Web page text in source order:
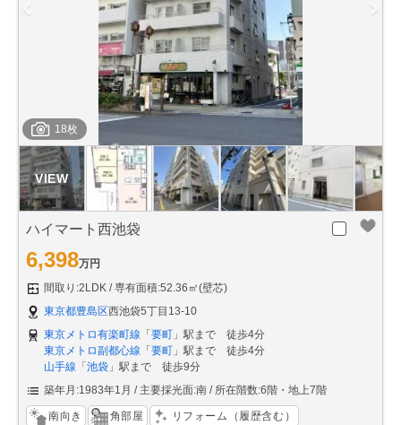
18枚
ハイマート西池袋
6,398万円
間取り:2LDK
専有面積:52.36㎡(壁芯)
東京都豊島区西池袋5丁目13-10
東京メトロ有楽町線 「 要町 」駅まで 徒歩4分
東京メトロ副都心線 「 要町 」駅まで 徒歩4分
山手線 「 池袋 」駅まで 徒歩9分
築年月:1983年1月
主要採光面:南 所在階数:6階・地上7階
南向き 角部屋
リフォーム（履歴含む）